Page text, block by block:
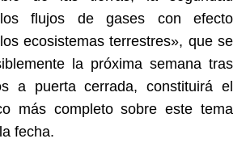
flujos de gases con efecto
ecosistemas terrestres», que se
la próxima semana tras
a puerta cerrada, constituirá el
más completo sobre este tema
fecha.